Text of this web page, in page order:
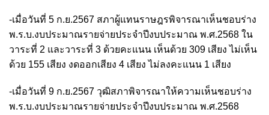
-เมื่อวันที่ 5 ก.ย.2567 สภาผู้แทนราษฎรพิจารณาเห็นชอบร่าง
พ.ร.บ.งบประมาณรายจ่ายประจำปีงบประมาณ พ.ศ.2568 ใน
วาระที่ 2 และวาระที่ 3 ด้วยคะแนน เห็นด้วย 309 เสียง ไม่เห็น
ด้วย 155 เสียง งดออกเสียง 4 เสียง ไม่ลงคะแนน 1 เสียง
-เมื่อวันที่ 9 ก.ย.2567 วุฒิสภาพิจารณาให้ความเห็นชอบร่าง
พ.ร.บ.งบประมาณรายจ่ายประจำปีงบประมาณ พ.ศ.2568